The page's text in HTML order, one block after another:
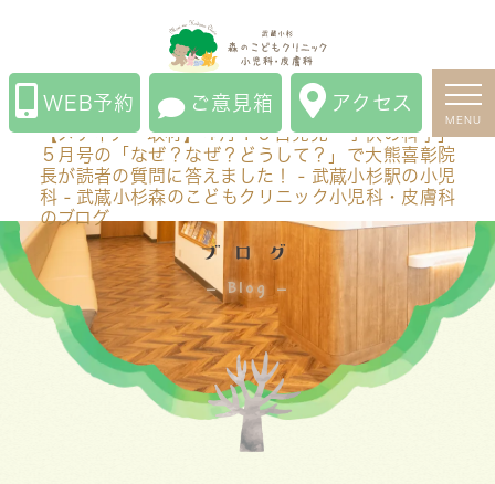
【メディア・取材】４月１０日発売「子供の科学」５月
号の「なぜ？なぜ？どうして？」で大熊喜彰院長が読者
の質問に答えました！ - 武蔵小杉駅の小児科 - 武蔵小杉
森のこどもクリニック小児科・皮膚科のブログ
WEB予約 ご意見箱 アクセス
MENU
【メディア・取材】４月１０日発売「子供の科学」
５月号の「なぜ？なぜ？どうして？」で大熊喜彰院
長が読者の質問に答えました！ - 武蔵小杉駅の小児
科 - 武蔵小杉森のこどもクリニック小児科・皮膚科
のブログ
ブログ
Blog